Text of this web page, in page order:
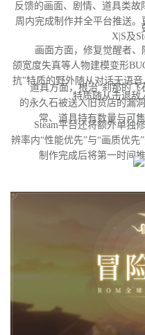
反馈的画面、剧情、道具类
周内完成制作并全平台推送。
X|S及
更
画面方面，修复觉醒者、
颌宽度失真等人物建模变形
抗”特质的野外随从对话无语
特质随从击退敌
道具方面，根治“刹那的飞
的永久石被送入旧货店的漏
常、道具持有数量与可
Steam平台还将额外单独修
辨率内“性能优先”与“画质优
制作完成后将第一时间